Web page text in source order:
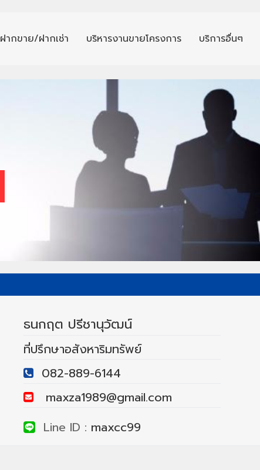
ฝากขาย/ฝากเช่า บริหารงานขายโครงการ บริการอื่นๆ
ธนกฤต ปรีชานุวัฒน์
ที่ปรึกษาอสังหาริมทรัพย์
082-889-6144
maxza1989@gmail.com
Line ID : maxcc99